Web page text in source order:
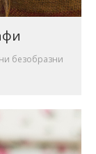
безобразни